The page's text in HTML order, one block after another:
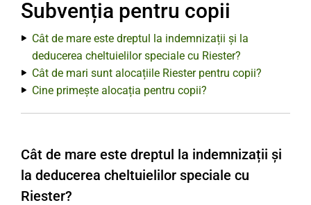
Subvenția pentru copii
Cât de mare este dreptul la indemnizații și la
deducerea cheltuielilor speciale cu Riester?
Cât de mari sunt alocațiile Riester pentru copii?
Cine primește alocația pentru copii?
Cât de mare este dreptul la indemnizații și
la deducerea cheltuielilor speciale cu
Riester?